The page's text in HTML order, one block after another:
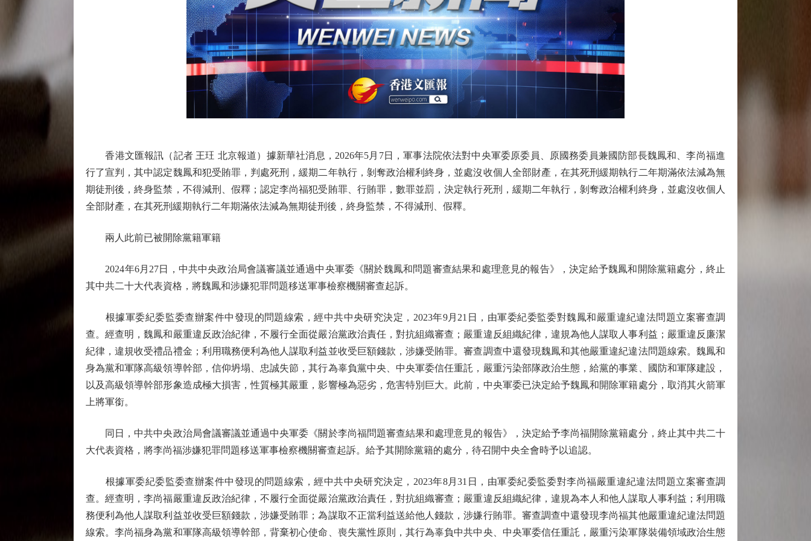
香港文匯報訊（記者 王玨 北京報道）據新華社消息，2026年5月7日，軍事法院依法對中央軍委原委員、原國務委員兼國防部長魏鳳和、李尚福進
行了宣判，其中認定魏鳳和犯受賄罪，判處死刑，緩期二年執行，剝奪政治權利終身，並處沒收個人全部財產，在其死刑緩期執行二年期滿依法減為無
期徒刑後，終身監禁，不得減刑、假釋；認定李尚福犯受賄罪、行賄罪，數罪並罰，決定執行死刑，緩期二年執行，剝奪政治權利終身，並處沒收個人
全部財產，在其死刑緩期執行二年期滿依法減為無期徒刑後，終身監禁，不得減刑、假釋。
兩人此前已被開除黨籍軍籍
2024年6月27日，中共中央政治局會議審議並通過中央軍委《關於魏鳳和問題審查結果和處理意見的報告》，決定給予魏鳳和開除黨籍處分，終止
其中共二十大代表資格，將魏鳳和涉嫌犯罪問題移送軍事檢察機關審查起訴。
根據軍委紀委監委查辦案件中發現的問題線索，經中共中央研究決定，2023年9月21日，由軍委紀委監委對魏鳳和嚴重違紀違法問題立案審查調
查。經查明，魏鳳和嚴重違反政治紀律，不履行全面從嚴治黨政治責任，對抗組織審查；嚴重違反組織紀律，違規為他人謀取人事利益；嚴重違反廉潔
紀律，違規收受禮品禮金；利用職務便利為他人謀取利益並收受巨額錢款，涉嫌受賄罪。審查調查中還發現魏鳳和其他嚴重違紀違法問題線索。魏鳳和
身為黨和軍隊高級領導幹部，信仰坍塌、忠誠失節，其行為辜負黨中央、中央軍委信任重託，嚴重污染部隊政治生態，給黨的事業、國防和軍隊建設，
以及高級領導幹部形象造成極大損害，性質極其嚴重，影響極為惡劣，危害特別巨大。此前，中央軍委已決定給予魏鳳和開除軍籍處分，取消其火箭軍
上將軍銜。
同日，中共中央政治局會議審議並通過中央軍委《關於李尚福問題審查結果和處理意見的報告》，決定給予李尚福開除黨籍處分，終止其中共二十
大代表資格，將李尚福涉嫌犯罪問題移送軍事檢察機關審查起訴。給予其開除黨籍的處分，待召開中央全會時予以追認。
根據軍委紀委監委查辦案件中發現的問題線索，經中共中央研究決定，2023年8月31日，由軍委紀委監委對李尚福嚴重違紀違法問題立案審查調
查。經查明，李尚福嚴重違反政治紀律，不履行全面從嚴治黨政治責任，對抗組織審查；嚴重違反組織紀律，違規為本人和他人謀取人事利益；利用職
務便利為他人謀取利益並收受巨額錢款，涉嫌受賄罪；為謀取不正當利益送給他人錢款，涉嫌行賄罪。審查調查中還發現李尚福其他嚴重違紀違法問題
線索。李尚福身為黨和軍隊高級領導幹部，背棄初心使命、喪失黨性原則，其行為辜負中共中央、中央軍委信任重託，嚴重污染軍隊裝備領域政治生態